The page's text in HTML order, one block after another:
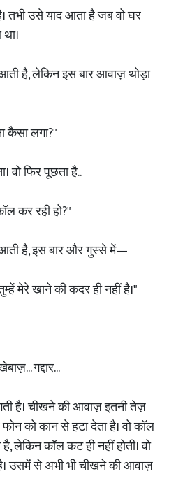
तभी उसे याद आता है जब वो घर
है, लेकिन इस बार आवाज़ थोड़ा
कैसा लगा?"
वो फिर पूछता है..
कर रही हो?"
है, इस बार और गुस्से में—
मेरे खाने की कदर ही नहीं है।"
गद्दार...
है। चीखने की आवाज़ इतनी तेज़
को कान से हटा देता है। वो कॉल
लेकिन कॉल कट ही नहीं होती। वो
उसमें से अभी भी चीखने की आवाज़